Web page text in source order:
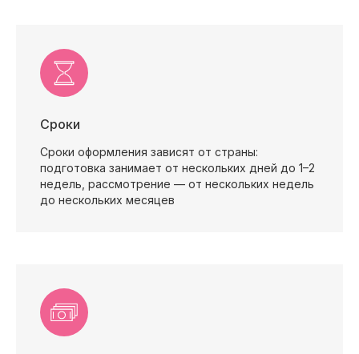
Сроки
Сроки оформления зависят от страны:
подготовка занимает от нескольких дней до 1–2
недель, рассмотрение — от нескольких недель
до нескольких месяцев
Политика конфиденциальности
Согласие на обработку персональных данных
ИНН 860230111770
© ИП Анисимова С.А. Все права защищены